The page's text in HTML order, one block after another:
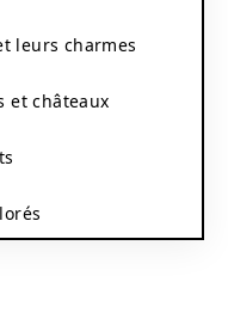
leurs charmes
et châteaux